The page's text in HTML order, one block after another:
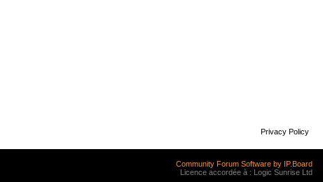
Privacy Policy
Community Forum Software by IP.Board
Licence accordée à : Logic Sunrise Ltd